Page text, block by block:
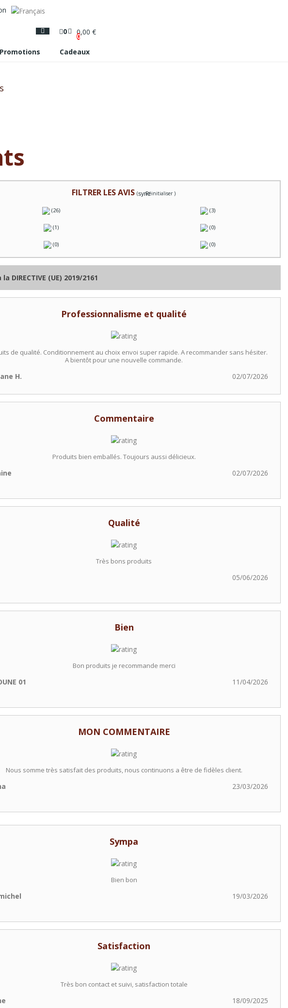
0 0,00 €
0
Promotions Cadeaux
FILTRER LES AVIS (syncRéinitialiser )
(26) (3)
(1) (0)
(0) (0)
(UE) 2019/2161
Professionnalisme et qualité
de qualité. Conditionnement au choix envoi super rapide. A recommander sans hésiter.
A bientôt pour une nouvelle commande.
H. 02/07/2026
Commentaire
Produits bien emballés. Toujours aussi délicieux.
02/07/2026
Qualité
Très bons produits
05/06/2026
Bien
Bon produits je recommande merci
01 11/04/2026
MON COMMENTAIRE
Nous somme très satisfait des produits, nous continuons a être de fidèles client.
23/03/2026
Sympa
Bien bon
19/03/2026
Satisfaction
Très bon contact et suivi, satisfaction totale
18/09/2025